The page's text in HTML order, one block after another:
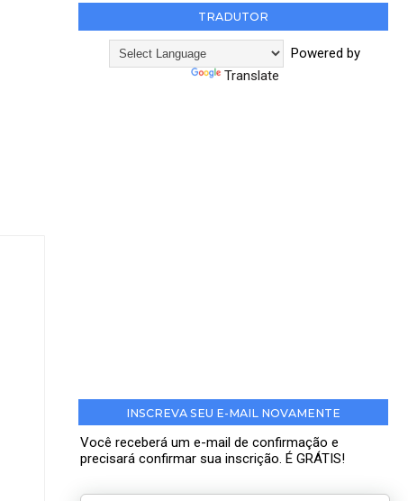
TRADUTOR
Powered by
Translate
INSCREVA SEU E-MAIL NOVAMENTE
Você receberá um e-mail de confirmação e
precisará confirmar sua inscrição. É GRÁTIS!